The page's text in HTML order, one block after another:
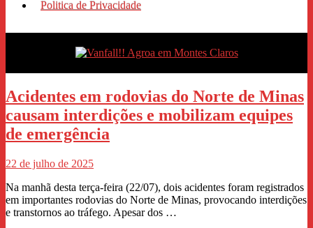
Politica de Privacidade
Acidentes em rodovias do Norte de Minas
causam interdições e mobilizam equipes
de emergência
22 de julho de 2025
Na manhã desta terça-feira (22/07), dois acidentes foram registrados
em importantes rodovias do Norte de Minas, provocando interdições
e transtornos ao tráfego. Apesar dos …